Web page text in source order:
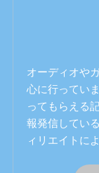
オーディオや
心に行ってい
ってもらえる
報発信してい
ィリエイトに